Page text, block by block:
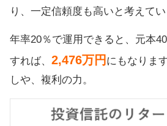
り、一定信頼度も高いと考えてい
年率20％で運用できると、元本
すれば、 2,476万円 にもなりま
しや、複利の力。